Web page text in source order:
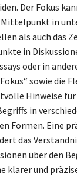
Der Fokus
in
als auch das
in
oder in
sowie die
Hinweise
in
Formen. Eine
das
über den
klarer und